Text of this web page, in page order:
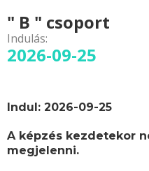
" B " csoport
Indulás:
2026-09-25
Indul: 2026-09-25
A képzés kezdetekor
megjelenni.